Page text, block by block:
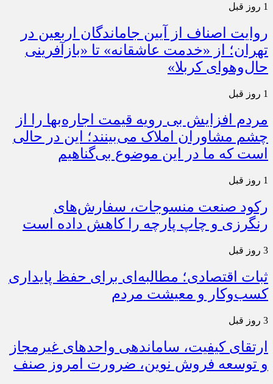
1 روز قبل
روایت اصناف از آیین جاماندگان اربعین در
تهران؛ از «خدمت عاشقانه» تا «بازآفرینی
حال‌وهوای کربلا»
1 روز قبل
مردم افزایش بی رویه قیمت اجاره‌بها را از
چشم مشاوران املاک می‌بینند؛ این در حالی
است که ما در این موضوع بی‌گناهیم
1 روز قبل
رکود صنعت منسوجات، سفارش‌های
رنگرزی و چاپ پارچه را کاهش داده است
3 روز قبل
ثبات اقتصادی؛ مطالبه‌ای برای حفظ پایداری
کسب‌وکار و معیشت مردم
3 روز قبل
ارتقای کیفیت، ساماندهی واحدهای غیرمجاز
و توسعه فروش نوین، ضرورت امروز صنف